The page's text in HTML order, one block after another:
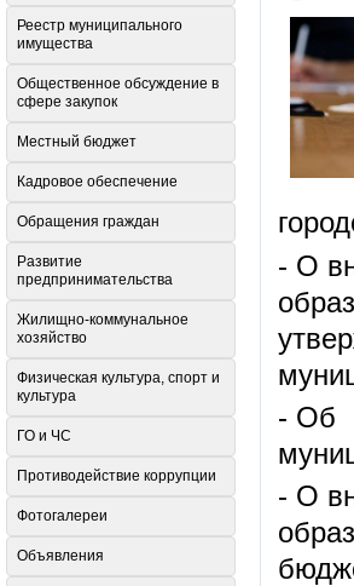
- О
- Об
- О
Реестр муниципального
имущества
Общественное обсуждение в
сфере закупок
Местный бюджет
Кадровое обеспечение
Обращения граждан
Развитие
предпринимательства
Жилищно-коммунальное
хозяйство
Физическая культура, спорт и
культура
ГО и ЧС
Противодействие коррупции
Фотогалереи
Объявления